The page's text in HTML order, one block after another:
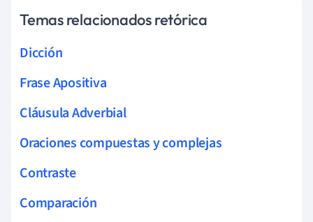
Temas relacionados retórica
Dicción
Frase Apositiva
Cláusula Adverbial
Oraciones compuestas y complejas
Contraste
Comparación